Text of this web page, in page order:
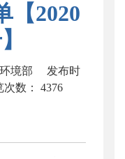
【2020
境部
发布时
次数： 4376